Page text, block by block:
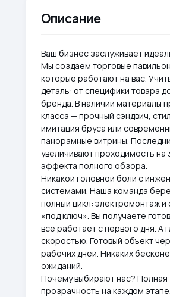
Описание
Ваш бизнес заслуживает
Мы создаем торговые
которые работают на вас.
деталь: от специфики товара
бренда. В наличии материалы
класса — прочный сэндвич,
имитация бруса или
панорамные витрины.
увеличивают проходимость на
эффекта полного обзора.
Никакой головной боли с
системами. Наша команда
полный цикл: электромонтаж и
«под ключ». Вы получаете
все работает с первого дня. А
скоростью. Готовый объект
рабочих дней. Никаких
ожиданий.
Почему выбирают нас? Полная
прозрачность на каждом